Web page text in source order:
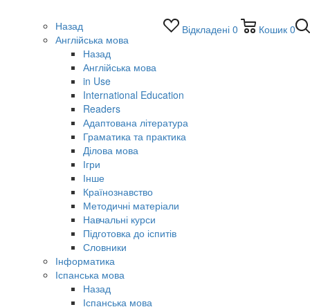
Відкладені 0 Кошик 0
Назад
Англійська мова
Назад
Англійська мова
in Use
International Education
Readers
Адаптована література
Граматика та практика
Ділова мова
Ігри
Інше
Країнознавство
Методичні матеріали
Навчальні курси
Підготовка до іспитів
Словники
Інформатика
Іспанська мова
Назад
Іспанська мова